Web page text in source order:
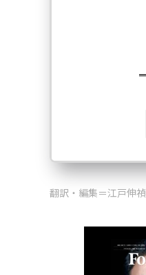
翻訳・編集＝江戸伸禎